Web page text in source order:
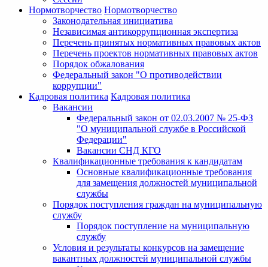
Нормотворчество Нормотворчество
Законодательная инициатива
Независимая антикоррупционная экспертиза
Перечень принятых нормативных правовых актов
Перечень проектов нормативных правовых актов
Порядок обжалования
Федеральный закон "О противодействии
коррупции"
Кадровая политика Кадровая политика
Вакансии
Федеральный закон от 02.03.2007 № 25-ФЗ
"О муниципальной службе в Российской
Федерации"
Вакансии СНД КГО
Квалификационные требования к кандидатам
Основные квалификационные требования
для замещения должностей муниципальной
службы
Порядок поступления граждан на муниципальную
службу
Порядок поступление на муниципальную
службу
Условия и результаты конкурсов на замещение
вакантных должностей муниципальной службы